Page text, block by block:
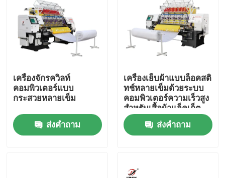
บ้าน
เครื่องจักรควิลท์
คอมพิวเตอร์แบบ
กระสวยหลายเข็ม
ส่งคำถาม
เครื่องเย็บผ้าแบบล็อคสติ
ทช์หลายเข็มด้วยระบบ
คอมพิวเตอร์ความเร็วสูง
สำหรับเสื้อผ้าแจ็คเก็ต
ส่งคำถาม